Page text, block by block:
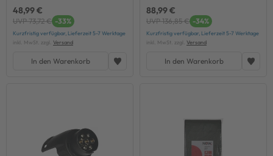
48,99 €
UVP 73,72 € -33%
Kurzfristig verfügbar, Lieferzeit 5-7 Werktage
inkl. MwSt. zzgl. Versand
In den Warenkorb
88,99 €
UVP 136,85 € -34%
Kurzfristig verfügbar, Lieferzeit 5-7 Werktage
inkl. MwSt. zzgl. Versand
In den Warenkorb